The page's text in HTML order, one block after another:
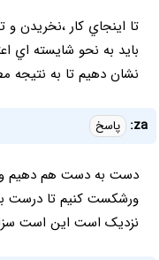
تا اينجاي کار ،نخريدن و
بايد به نحو شايسته اي
نشان دهيم تا به نتيجه
za: پاسخ
دست به دست هم دهیم و
ورشکست کنیم تا درست
نزدیک است این است